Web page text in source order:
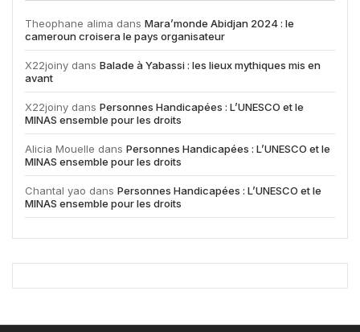
Theophane alima dans Mara’monde Abidjan 2024 : le
cameroun croisera le pays organisateur
X22joiny dans Balade à Yabassi : les lieux mythiques mis en
avant
X22joiny dans Personnes Handicapées : L’UNESCO et le
MINAS ensemble pour les droits
Alicia Mouelle dans Personnes Handicapées : L’UNESCO et le
MINAS ensemble pour les droits
Chantal yao dans Personnes Handicapées : L’UNESCO et le
MINAS ensemble pour les droits